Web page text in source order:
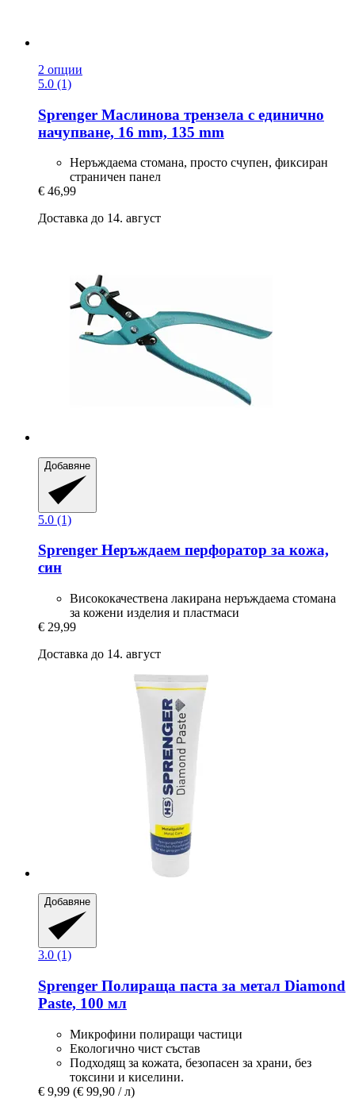
2 опции
5.0 (1)
Sprenger Маслинова трензела с единично
начупване, 16 mm, 135 mm
Неръждаема стомана, просто счупен, фиксиран
страничен панел
€ 46,99
Доставка до 14. август
Добавяне
5.0 (1)
Sprenger Неръждаем перфоратор за кожа,
син
Висококачествена лакирана неръждаема стомана
за кожени изделия и пластмаси
€ 29,99
Доставка до 14. август
Добавяне
3.0 (1)
Sprenger Полираща паста за метал Diamond
Paste, 100 мл
Микрофини полиращи частици
Екологично чист състав
Подходящ за кожата, безопасен за храни, без
токсини и киселини.
€ 9,99 (€ 99,90 / л)